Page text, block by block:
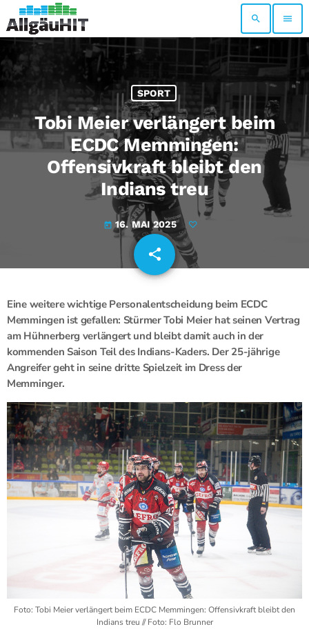
search menu
SPORT
Tobi Meier verlängert beim
ECDC Memmingen:
Offensivkraft bleibt den
Indians treu
today 16. MAI 2025
share
email
Eine weitere wichtige Personalentscheidung beim ECDC
Memmingen ist gefallen: Stürmer Tobi Meier hat seinen Vertrag
am Hühnerberg verlängert und bleibt damit auch in der
kommenden Saison Teil des Indians-Kaders. Der 25-jährige
Angreifer geht in seine dritte Spielzeit im Dress der
Memminger.
Foto: Tobi Meier verlängert beim ECDC Memmingen: Offensivkraft bleibt den
Indians treu // Foto: Flo Brunner